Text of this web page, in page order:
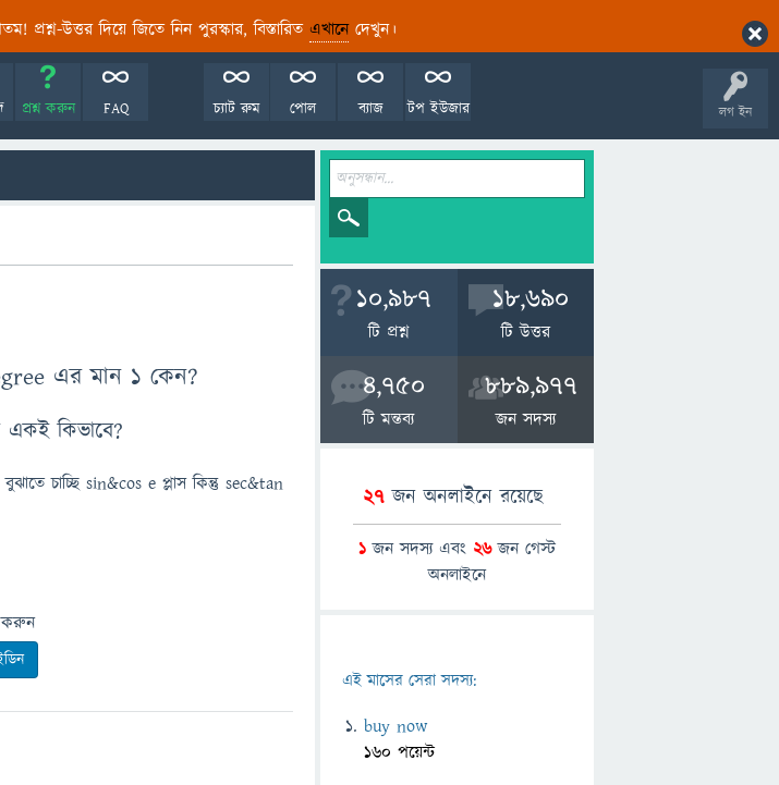
প্রশ্ন-উত্তর দিয়ে জিতে নিন পুরস্কার, বিস্তারিত এখানেদেখুন।
লগ ইন
প্রশ্ন করুন FAQ টপ ইউজার
ব্যাজ
পোল
চ্যাট রুম
এর মান 1 কেন?
কিভাবে?
চাচ্ছি sin&cos e প্লাস কিন্তু sec&tan
করুন
10,987
টি প্রশ্ন
18,690
টি উত্তর
4,750
টি মন্তব্য
889,977
জন সদস্য
27জন অনলাইনে রয়েছে
1 জন সদস্য এবং 26জন গেস্ট
অনলাইনে
এই মাসের সেরা সদস্য:
buy now
160 পয়েন্ট